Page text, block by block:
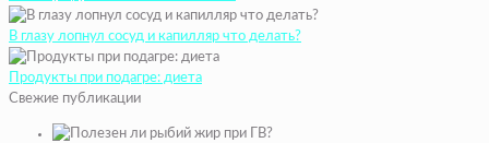
В глазу лопнул сосуд и капилляр что делать?
Продукты при подагре: диета
Свежие публикации